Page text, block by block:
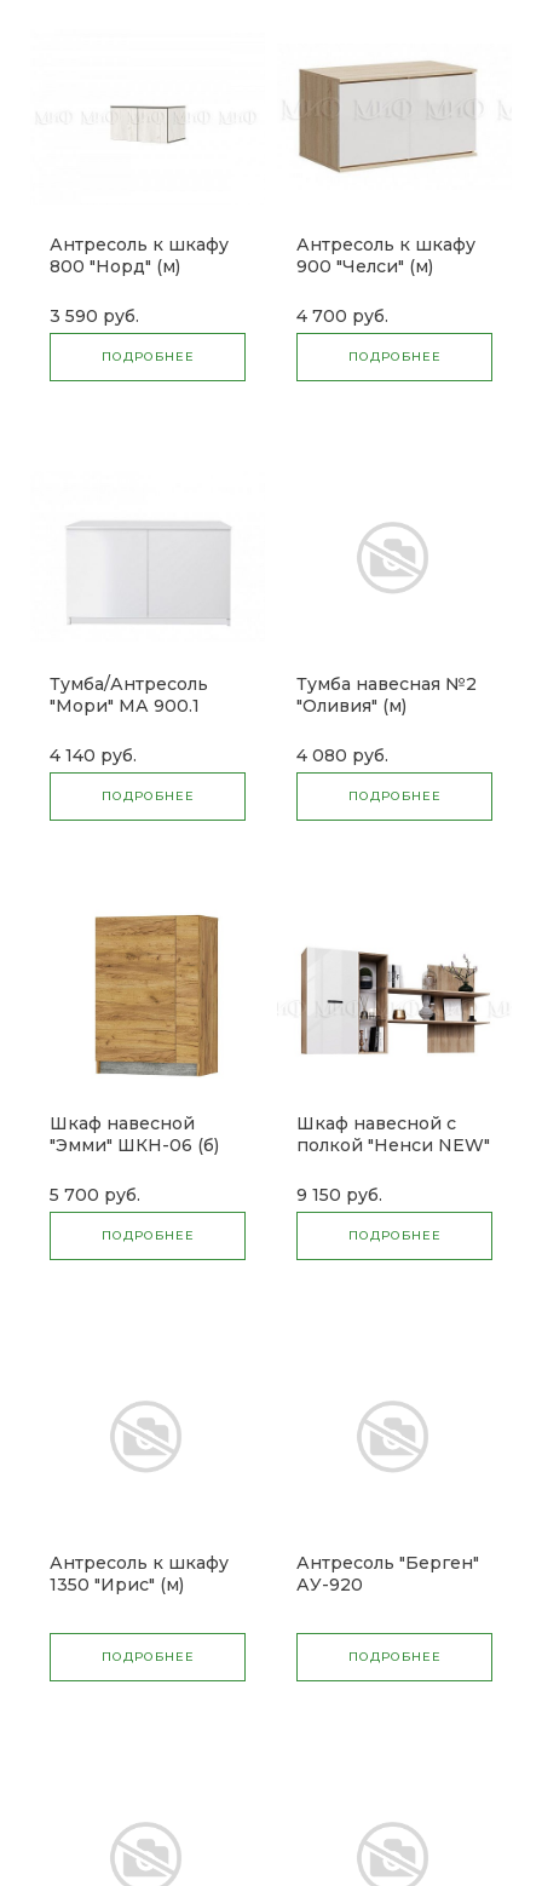
Антресоль к шкафу
800 "Норд" (м)
3 590 руб.
ПОДРОБНЕЕ
Антресоль к шкафу
900 "Челси" (м)
4 700 руб.
ПОДРОБНЕЕ
Тумба/Антресоль
"Мори" МА 900.1
4 140 руб.
ПОДРОБНЕЕ
Тумба навесная №2
"Оливия" (м)
4 080 руб.
ПОДРОБНЕЕ
Шкаф навесной
"Эмми" ШКН-06 (б)
5 700 руб.
ПОДРОБНЕЕ
Шкаф навесной с
полкой "Ненси NEW"
9 150 руб.
ПОДРОБНЕЕ
Антресоль к шкафу
1350 "Ирис" (м)
ПОДРОБНЕЕ
Антресоль "Берген"
АУ-920
ПОДРОБНЕЕ